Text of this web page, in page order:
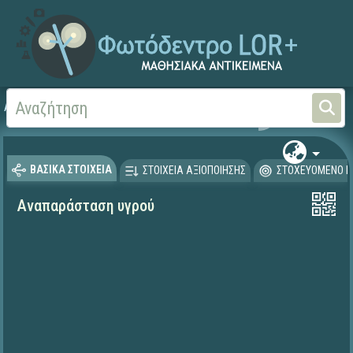
Αρχική Φυσικές Επιστήμες -
ΒΑΣΙΚΑ ΣΤΟΙΧΕΙΑ ΣΤΟΙΧΕΙΑ ΑΞΙΟΠΟΙΗΣΗΣ ΣΤΟΧΕΥΟΜΕΝΟ
Αναπαράσταση υγρού